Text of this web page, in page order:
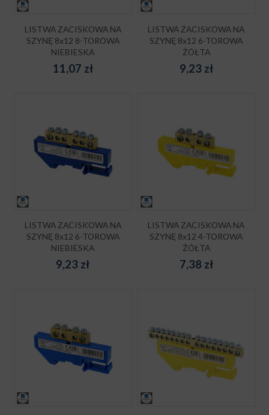
LISTWA ZACISKOWA NA
SZYNĘ 8x12 8-TOROWA
NIEBIESKA
11,07 zł
LISTWA ZACISKOWA NA
SZYNĘ 8x12 6-TOROWA
ŻÓŁTA
9,23 zł
LISTWA ZACISKOWA NA
SZYNĘ 8x12 6-TOROWA
NIEBIESKA
9,23 zł
LISTWA ZACISKOWA NA
SZYNĘ 8x12 4-TOROWA
ŻÓŁTA
7,38 zł